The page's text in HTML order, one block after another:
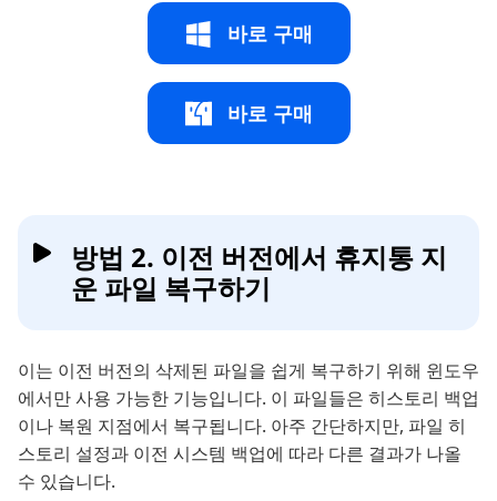
바로 구매
바로 구매
방법 2. 이전 버전에서 휴지통 지
운 파일 복구하기
이는 이전 버전의 삭제된 파일을 쉽게 복구하기 위해 윈도우
에서만 사용 가능한 기능입니다. 이 파일들은 히스토리 백업
이나 복원 지점에서 복구됩니다. 아주 간단하지만, 파일 히
스토리 설정과 이전 시스템 백업에 따라 다른 결과가 나올
수 있습니다.